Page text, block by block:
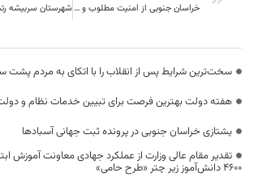
خراسان جنوبی از امنیت مطلوب و ظرفیت‌های گسترده گردشگری برخوردار است
سخت‌ترین شرایط پس از انقلاب را با اتکای به مردم پشت
هفته دولت بهترین فرصت برای تبیین خدمات نظام و
یشتازی خراسان جنوبی در پرونده ثبت جهانی آسبادها
تقدیر مقام عالی وزارت از عملکرد جهادی معاونت آموزش
۴۶۰۰ دانش‌آموز زیر چتر «طرح حامی»